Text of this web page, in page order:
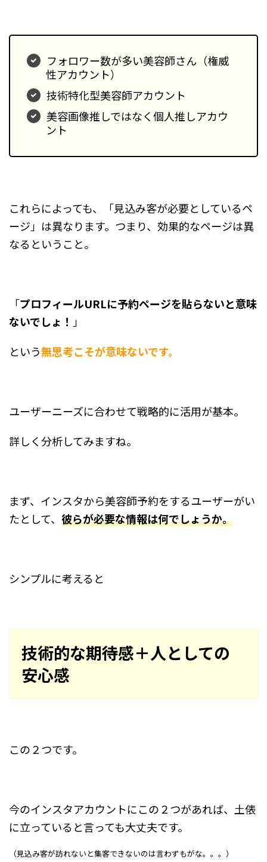
フォロワー数が多い美容師さん（権威
性アカウント）
技術特化型美容師アカウント
美容画像推しではなく個人推しアカウ
ント
これらによっても、「見込み客が必要としているペ
ージ」は異なります。つまり、効果的なページは異
なるということ。
「プロフィールURLに予約ページを貼らないと意味
ないでしょ！ 」
という無思考こそが意味ないです。
ユーザーニーズに合わせて戦略的に活用が基本。
詳しく分析してみますね。
まず、インスタから美容師予約をするユーザーがい
たとして、 彼らが必要な情報は何でしょうか。
シンプルに考えると
技術的な期待感＋人としての
安心感
この２つです。
今のインスタアカウントにこの２つがあれば、土俵
に立っていると言っても大丈夫です。
（見込み客が訪れないと集客できないのは言わずもがな。。。）